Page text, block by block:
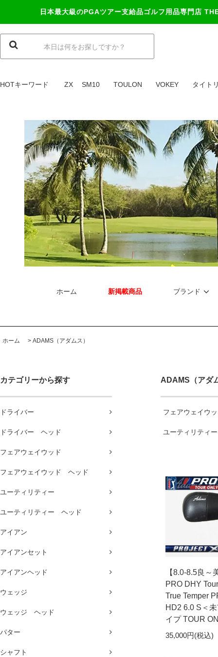
日本最大級のPGAツアー支給品ゴルフ用品専門店
HOTキーワード ZX SM10 TOULON VOKEY タイト
ホーム 新掲載商品 ブランド
ホーム > ADAMS（アダムス）
カテゴリーから探す
ドライバー
ドライバー ヘッド
フェアウェイウッド
フェアウェイウッド ヘッド
ユーティリティー
ユーティリティー ヘッド
アイアン
アイアンセット
アイアンヘッド
ウェッジ
ウェッジ ヘッド
パター
シャフト
ADAMS（アダ
フェアウェイウ
ユーティリティ
【8.0-8.5良～
PRO DHY
True Temper
HD2 6.0 S＜
イプ TOUR
35,000円(税込)